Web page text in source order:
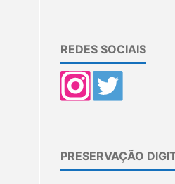
REDES SOCIAIS
PRESERVAÇÃO